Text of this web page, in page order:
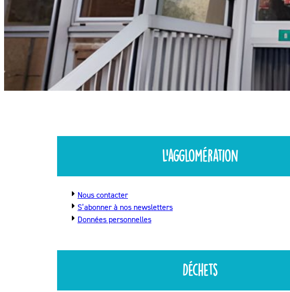
L’agglomération
Nous contacter
S’abonner à nos newsletters
Données personnelles
Déchets